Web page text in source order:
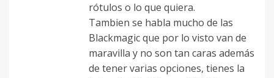
rótulos o lo que quiera.
Tambien se habla mucho de las
Blackmagic que por lo visto van de
maravilla y no son tan caras además
de tener varias opciones, tienes la